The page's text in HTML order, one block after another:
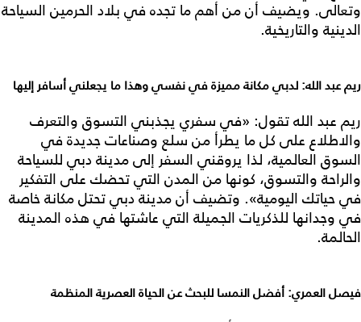
وتعالى. ويضيف أن من أهم ما تجده في بلاد الحرمين السياحة
الدينية والتاريخية.
ريم عبد الله: لدبي مكانة مميزة في نفسي وهذا ما يجعلني أسافر إليها
ريم عبد الله تقول: «في سفري يجذبني التسوق والتعرف
والاطلاع على كل ما يطرأ من سلع وصناعات جديدة في
السوق العالمية، لذا يروقني السفر إلى مدينة دبي للسياحة
والراحة والتسوق، كونها من المدن التي تحضك على التفكير
في حياتك اليومية». وتضيف أن مدينة دبي تحتل مكانة خاصة
في وجدانها للذكريات الجميلة التي عاشتها في هذه المدينة
الحالمة.
فيصل العمري: أفضل النمسا للبحث عن الحياة العصرية المنظمة